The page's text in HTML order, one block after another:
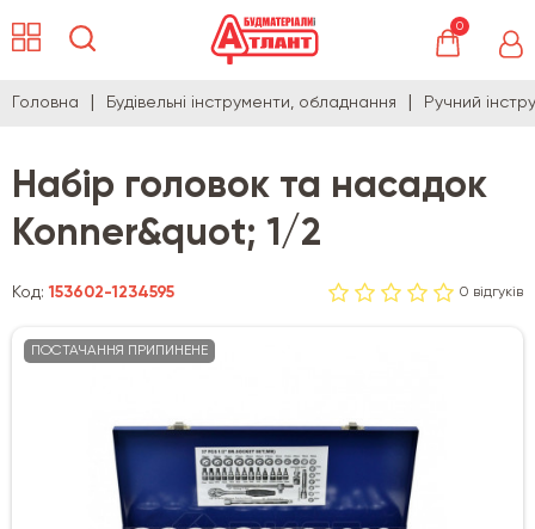
0
Головна Будівельні інструменти, обладнання Ручний
Набір головок та насадок
Konner&quot; 1/2
Код:153602-1234595 0 відгуків
ПОСТАЧАННЯ ПРИПИНЕНЕ